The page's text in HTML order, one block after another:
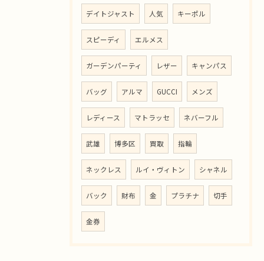
デイトジャスト 人気 キーポル
スピーディ エルメス
ガーデンパーティ レザー キャンパス
バッグ アルマ GUCCI メンズ
レディース マトラッセ ネバーフル
武雄 博多区 買取 指輪
ネックレス ルイ・ヴィトン シャネル
バック 財布 金 プラチナ 切手
金券